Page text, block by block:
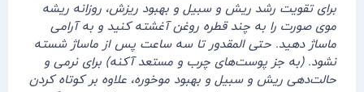
برای تقویت رشد ریش و سبیل و بهبود ریزش، روزانه ریشه‌
موی صورت را به چند قطره روغن آغشته کنید و به آرامی
ماساژ دهید. حتی المقدور تا سه ساعت پس از ماساژ شسته
نشود. (به جز پوست‌های چرب و مستعد آکنه) برای نرمی و
حالت‌دهی ریش و سبیل و بهبود موخوره، علاوه بر کوتاه کردن